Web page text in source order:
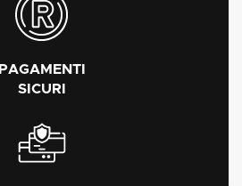
PAGAMENTI
SICURI